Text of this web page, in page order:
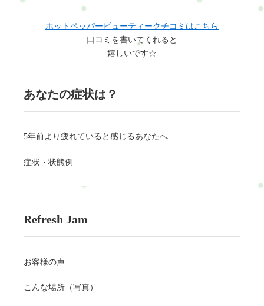
ホットペッパービューティークチコミはこちら
口コミを書いてくれると
嬉しいです☆
あなたの症状は？
5年前より疲れていると感じるあなたへ
症状・状態例
Refresh Jam
お客様の声
こんな場所（写真）